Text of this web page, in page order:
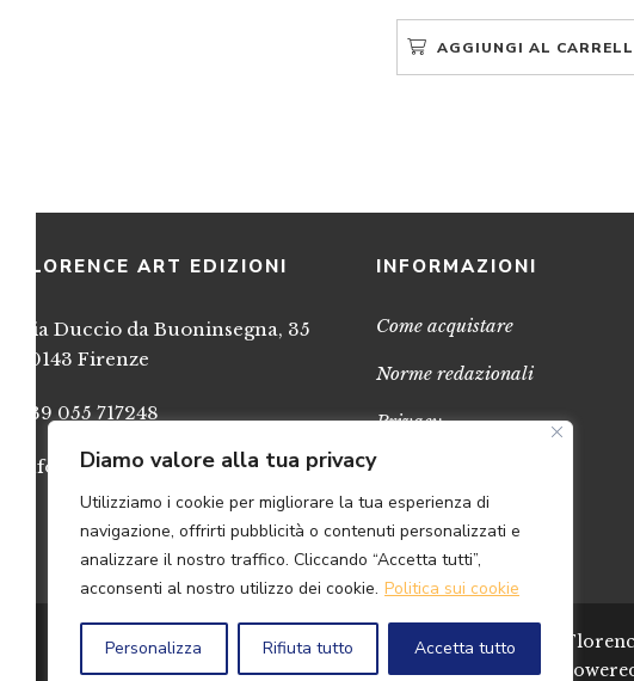
Diamo valore alla tua privacy
Utilizziamo i cookie per migliorare la tua esperienza di
navigazione, offrirti pubblicità o contenuti personalizzati e
analizzare il nostro traffico. Cliccando “Accetta tutti”,
acconsenti al nostro utilizzo dei cookie. Politica sui cookie
Personalizza Rifiuta tutto Accetta tutto
AGGIUNGI AL
FLORENCE ART EDIZIONI
Via Duccio da Buoninsegna, 35
50143 Firenze
+39 055 717248
info@FlorenceArtEdizioni.com
INFORMAZIONI
Come acquistare
Norme redazionali
Privacy
Credits
© 2024